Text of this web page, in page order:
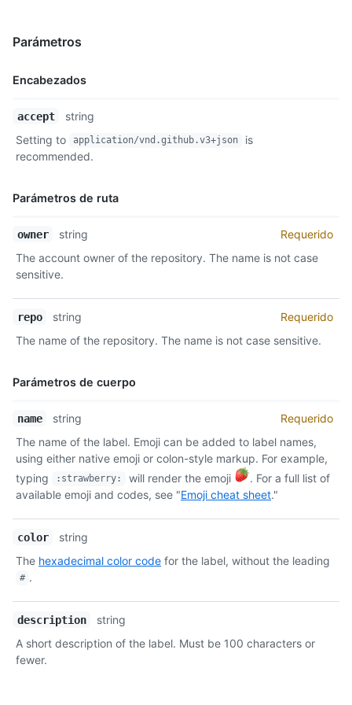
    "default": false
]
Parámetros
Encabezados
Nombre,
Descripción
accept
string
Setting to
application/vnd.github.v3+json
is
recommended.
Parámetros de ruta
Nombre,
Descripción
owner string
Requerido
The account owner of the repository. The name is not case
sensitive.
repo string
Requerido
The name of the repository. The name is not case sensitive.
Parámetros de cuerpo
Nombre,
Descripción
name string
Requerido
The name of the label. Emoji can be added to label names,
using either native emoji or colon-style markup. For example,
typing
:strawberry: will render the emoji
. For a full list of
available emoji and codes, see "Emoji cheat sheet."
color
string
The hexadecimal color code for the label, without the leading
# .
description
string
A short description of the label. Must be 100 characters or
fewer.